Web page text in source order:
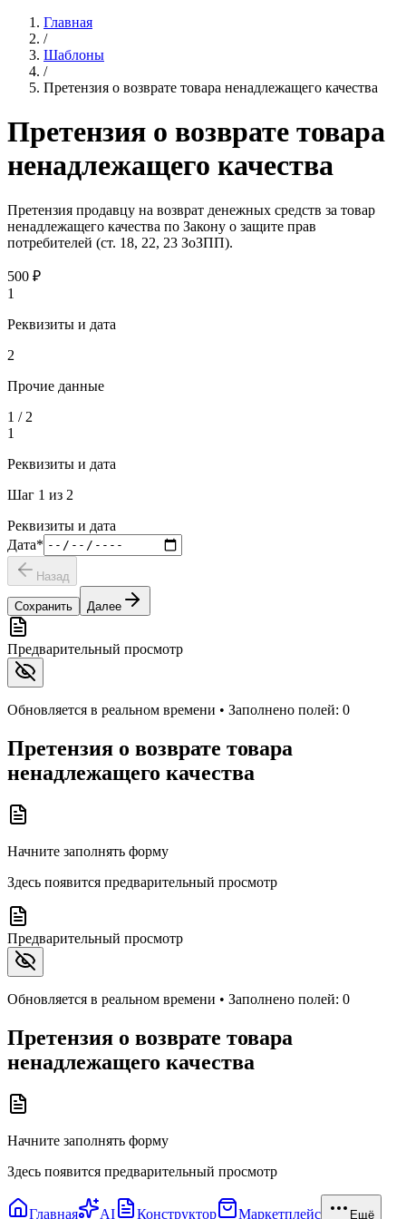
Главная
/
Шаблоны
/
Претензия о возврате товара ненадлежащего качества
Претензия о возврате товара
ненадлежащего качества
Претензия продавцу на возврат денежных средств за товар
ненадлежащего качества по Закону о защите прав
потребителей (ст. 18, 22, 23 ЗоЗПП).
500 ₽
1
Реквизиты и дата
2
Прочие данные
1 / 2
1
Реквизиты и дата
Шаг 1 из 2
Реквизиты и дата
Дата*
Назад
Сохранить Далее
Предварительный просмотр
Обновляется в реальном времени • Заполнено полей: 0
Претензия о возврате товара
ненадлежащего качества
Начните заполнять форму
Здесь появится предварительный просмотр
Предварительный просмотр
Обновляется в реальном времени • Заполнено полей: 0
Претензия о возврате товара
ненадлежащего качества
Начните заполнять форму
Здесь появится предварительный просмотр
Главная AI Конструктор Маркетплейс Ещё